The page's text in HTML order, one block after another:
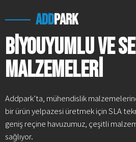
addpark
Biyouyumlu ve
Malzemeleri
Addpark’ta, mühendislik
bir ürün yelpazesi üretmek için SLA
geniş reçine havuzumuz, çeşitli
sağlıyor.